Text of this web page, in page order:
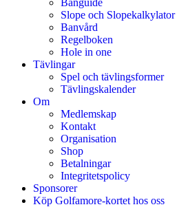
Slope och Slopekalkylator
Banvård
Regelboken
Hole in one
Tävlingar
Spel och tävlingsformer
Tävlingskalender
Om
Medlemskap
Kontakt
Organisation
Shop
Betalningar
Integritetspolicy
Sponsorer
Köp Golfamore-kortet hos oss